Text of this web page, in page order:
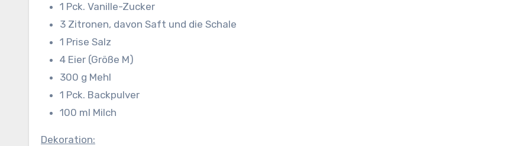
1 Pck. Vanille-Zucker
3 Zitronen, davon Saft und die Schale
1 Prise Salz
4 Eier (Größe M)
300 g Mehl
1 Pck. Backpulver
100 ml Milch
Dekoration: